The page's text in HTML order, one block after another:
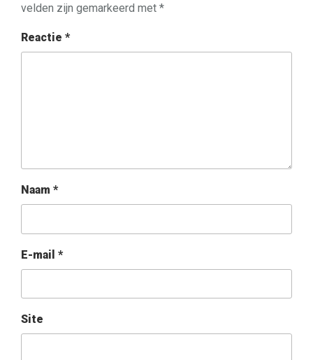
velden zijn gemarkeerd met *
Reactie *
Naam *
E-mail *
Site